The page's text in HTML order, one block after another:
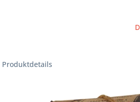
Produktdetails